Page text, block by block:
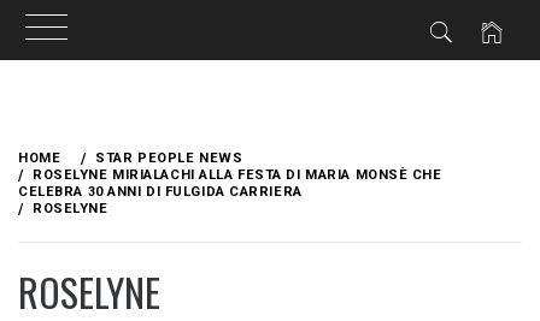
content
HOME
STAR PEOPLE NEWS
ROSELYNE MIRIALACHI ALLA FESTA DI MARIA MONSÈ CHE
CELEBRA 30 ANNI DI FULGIDA CARRIERA
ROSELYNE
ROSELYNE